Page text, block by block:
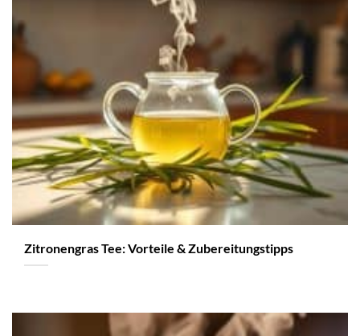
Zitronengras Tee: Vorteile & Zubereitungstipps